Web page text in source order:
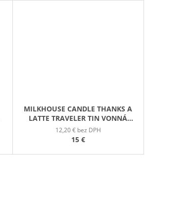
MILKHOUSE CANDLE THANKS A
LATTE TRAVELER TIN VONNÁ
SVIEČKA V PLECHOVIČKE 106G
12,20 € bez DPH
15 €